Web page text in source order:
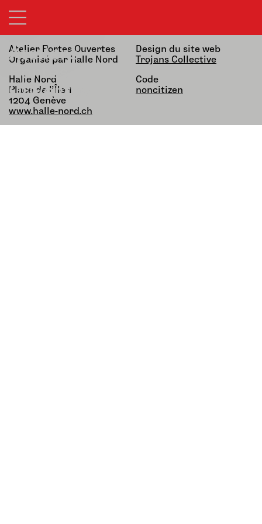
Ateliers
Portes
Ouvertes
Atelier Portes Ouvertes
Organisé par Halle Nord
Halle Nord
Place de l’Île 1,
1204 Genève
www.halle-nord.ch
Design du site web
Trojans Collective
Code
noncitizen